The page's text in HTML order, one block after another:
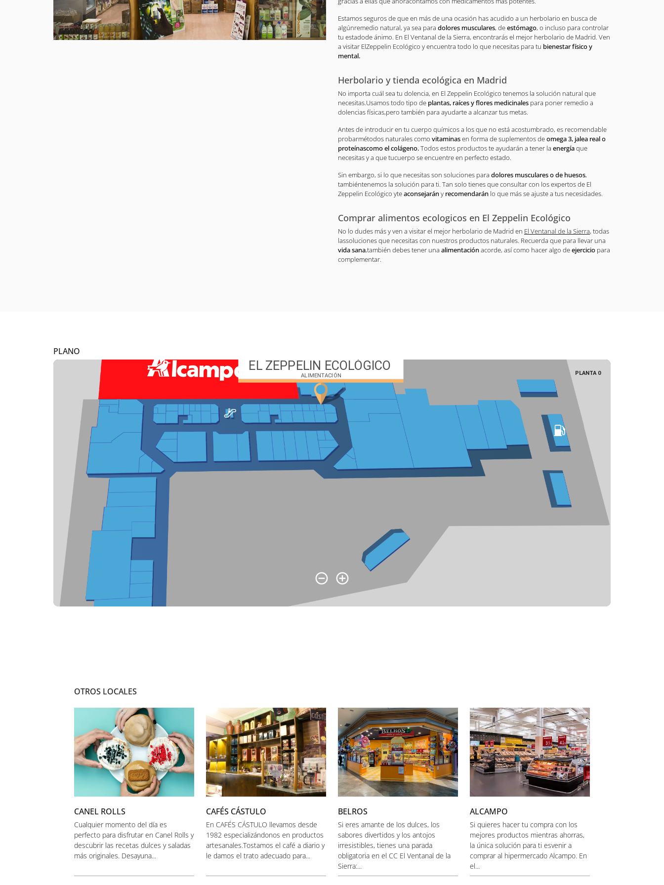
Estamos seguros de que en más de una ocasión has acudido a un herbolario en busca de
algúnremedio natural, ya sea para dolores musculares, deestómago, o incluso para controlar
tu estadode ánimo. En El Ventanal de la Sierra, encontrarás el mejor herbolario de Madrid. Ven
a visitar ElZeppelin Ecológico y encuentra todo lo que necesitas para tu bienestar físico y
mental.
Herbolario y tienda ecológica en Madrid
No importa cuál sea tu dolencia, en El Zeppelin Ecológico tenemos la solución natural que
necesitas.Usamos todo tipo de plantas, raíces y flores medicinales para poner remedio a
dolencias físicas,pero también para ayudarte a alcanzar tus metas.
Antes de introducir en tu cuerpo químicos a los que no está acostumbrado, es recomendable
probarmétodos naturales como vitaminasen forma de suplementos deomega 3, jalea real o
proteínascomo el colágeno.Todos estos productos te ayudarán a tener la energíaque
necesitas y a que tucuerpo se encuentre en perfecto estado.
Sin embargo, si lo que necesitas son soluciones para dolores musculares o de huesos,
tambiéntenemos la solución para ti. Tan solo tienes que consultar con los expertos de El
Zeppelin Ecológico yteaconsejarán y recomendarán lo que más se ajuste a tus necesidades.
Comprar alimentos ecologicos en El Zeppelin Ecológico
No lo dudes más y ven a visitar el mejor herbolario de Madrid en El Ventanal de la Sierra, todas
lassoluciones que necesitas con nuestros productos naturales. Recuerda que para llevar una
vida sana,también debes tener una alimentación acorde, así como hacer algo deejercicio para
complementar.
PLANO
OTROS LOCALES
CANEL ROLLS
Cualquier momento del día es
perfecto para disfrutar en Canel Rolls y
descubrir las recetas dulces y saladas
más originales. Desayuna...
CAFÉS CÁSTULO
En CAFÉS CÁSTULO llevamos desde
1982 especializándonos en productos
artesanales.Tostamos el café a diario y
le damos el trato adecuado para...
BELROS
Si eres amante de los dulces, los
sabores divertidos y los antojos
irresistibles, tienes una parada
obligatoria en el CC El Ventanal de la
Sierra:...
ALCAMPO
Si quieres hacer tu compra con los
mejores productos mientras ahorras,
la única solución para ti esvenir a
comprar al hipermercado Alcampo. En
el...